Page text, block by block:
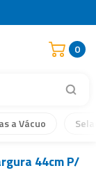
0
a Vácuo
44cm P/